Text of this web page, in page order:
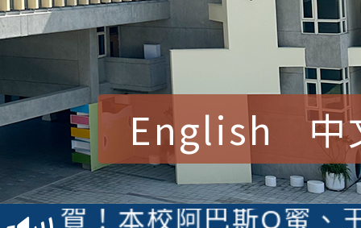
English 中
賀！本校參加桃園市中
賽 洪綺君教師榮獲社
賀！本校阿巴斯O蜜、